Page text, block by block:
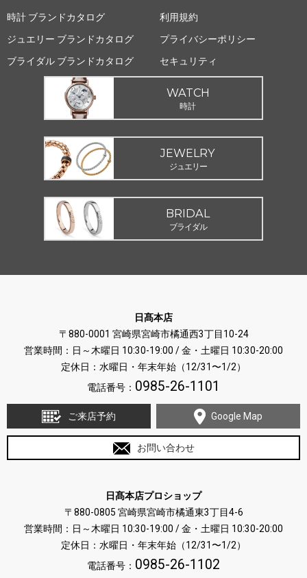
時計 ブランドカタログ
ジュエリー ブランドカタログ
ブライダル ブランドカタログ
利用規約
プライバシーポリシー
セキュリティ
WATCH
時計
JEWELRY
ジュエリー
BRIDAL
ブライダル
日髙本店
〒880-0001 宮崎県宮崎市橘通西3丁目10-24
営業時間：日～木曜日 10:30-19:00 / 金・土曜日 10:30-20:00
定休日：水曜日・年末年始（12/31〜1/2）
電話番号： 0985-26-1101
ご来店予約 Google Map
お問い合わせ
日髙本店プロショップ
〒880-0805 宮崎県宮崎市橘通東3丁目4-6
営業時間：日～木曜日 10:30-19:00 / 金・土曜日 10:30-20:00
定休日：水曜日・年末年始（12/31〜1/2）
電話番号： 0985-26-1102